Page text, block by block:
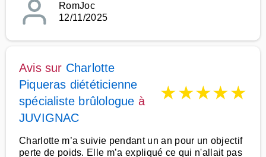
RomJoc
12/11/2025
Avis sur Charlotte
Piqueras diététicienne
spécialiste brûlologue à
JUVIGNAC
★★★★★
Charlotte m’a suivie pendant un an pour un objectif
perte de poids. Elle m’a expliqué ce qui n'allait pas